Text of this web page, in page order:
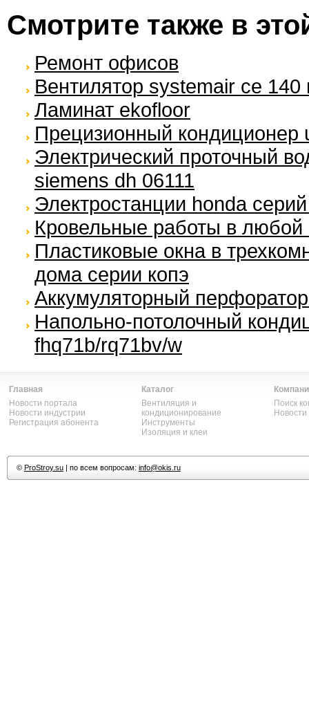
Смотрите также в
Ремонт офисов
Вентилятор systemair ce 140
Ламинат ekofloor
Прецизионный кондиционер
Электрический проточный
siemens dh 06111
Электростанции honda
Кровельные работы в любой
Пластиковые окна в
дома серии копэ
Аккумуляторный
Напольно-потолочный
fhq71b/rq71bv/w
Главная
Новости портала
Новости индустрии
Регистрация абонента
Каталог
Вентиляция и
кондиционирование
Инструменты
Изоляция и клеи
Поиск
© ProStroy.su| по всем вопросам: info@okis.ru